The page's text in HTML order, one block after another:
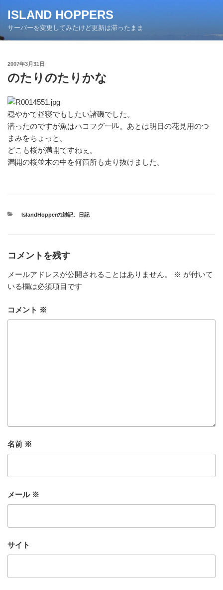
ン
ISLAND HOPPERS
サーバーを変更してみたけど更新は滞ったまま
投
日:
2007年3月31日
のたりのたりかな
穏やかで昼寝でもしたい諸磯でした。
潜ったのですが魚はハコフグ一匹。あとは明日の花見用のつ
まみをちょっと。
どこも桜が満開ですねぇ。
満開の桜並木の中を何箇所も走り抜けました。
カ
IslandHopperの雑記、 日記
コメントを残す
メールアドレスが公開されることはありません。 ※ が付いて
いる欄は必須項目です
コメント ※
名前 ※
メール ※
サイト